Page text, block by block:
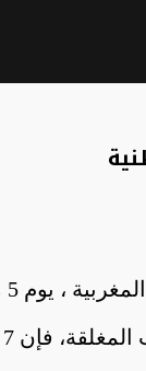
دوري المحترفين.
لاتحاد الكرة.